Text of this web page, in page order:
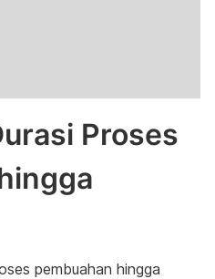
Proses
pembuahan hingga